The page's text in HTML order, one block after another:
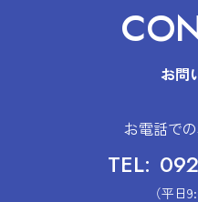
お問
お電話で
TEL:
（平日